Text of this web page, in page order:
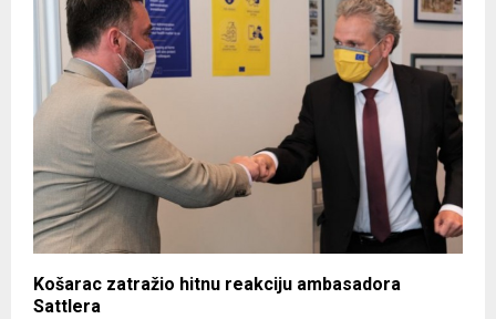
Košarac zatražio hitnu reakciju ambasadora
Sattlera